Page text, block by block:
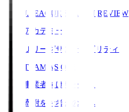
J.LEAGUE SEASON REVIEW
アカデミー
Ｊリーグサステナビリティ
TEAM AS ONE
事業者向けサービス
寄附をお考えの方へ